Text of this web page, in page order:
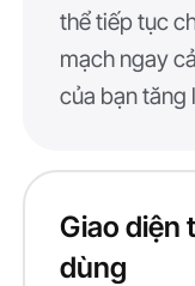
thể tiếp tục
mạch ngay
của bạn tăng
Giao diện
dùng